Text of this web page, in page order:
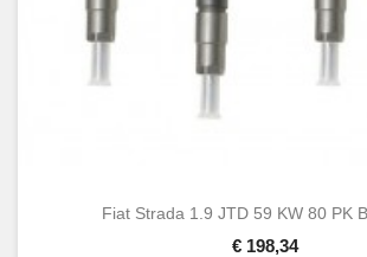
Fiat Strada 1.9 JTD 59 KW 80 PK
€ 198,34